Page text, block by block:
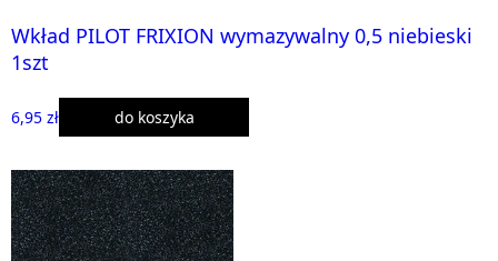
Wkład PILOT FRIXION wymazywalny 0,5 niebieski
1szt
6,95 zł do koszyka